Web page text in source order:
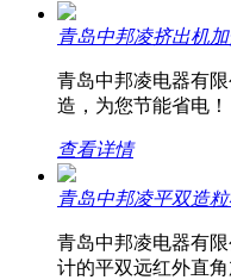
青岛中邦凌挤出机
青岛中邦凌电器有
造，为您节能省电！
查看详情
青岛中邦凌平双造
青岛中邦凌电器有
计的平双远红外直